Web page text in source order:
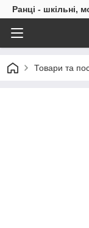
Ранці - шкільні,
Товари та